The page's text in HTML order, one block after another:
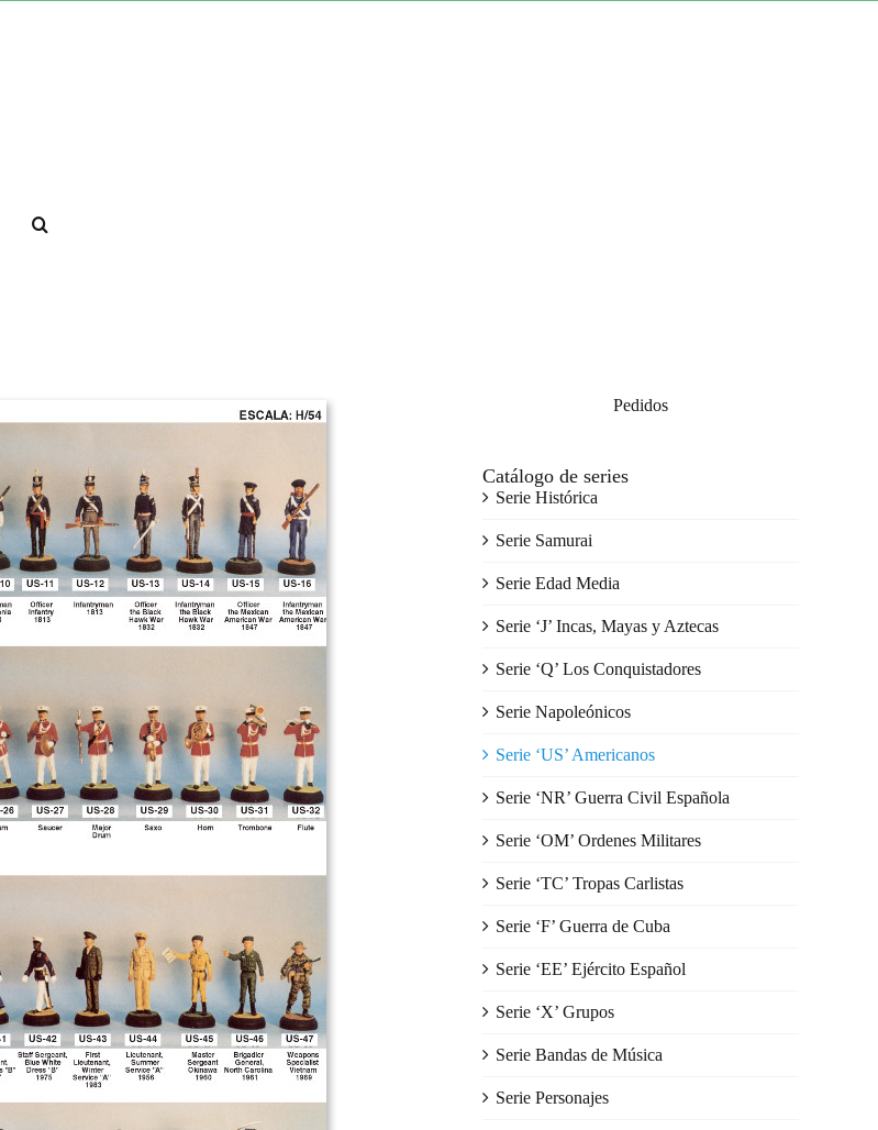
Pedidos
Catálogo de series
Serie Histórica
Serie Samurai
Serie Edad Media
Serie ‘J’ Incas, Mayas y Aztecas
Serie ‘Q’ Los Conquistadores
Serie Napoleónicos
Serie ‘US’ Americanos
Serie ‘NR’ Guerra Civil Española
Serie ‘OM’ Ordenes Militares
Serie ‘TC’ Tropas Carlistas
Serie ‘F’ Guerra de Cuba
Serie ‘EE’ Ejército Español
Serie ‘X’ Grupos
Serie Bandas de Música
Serie Personajes